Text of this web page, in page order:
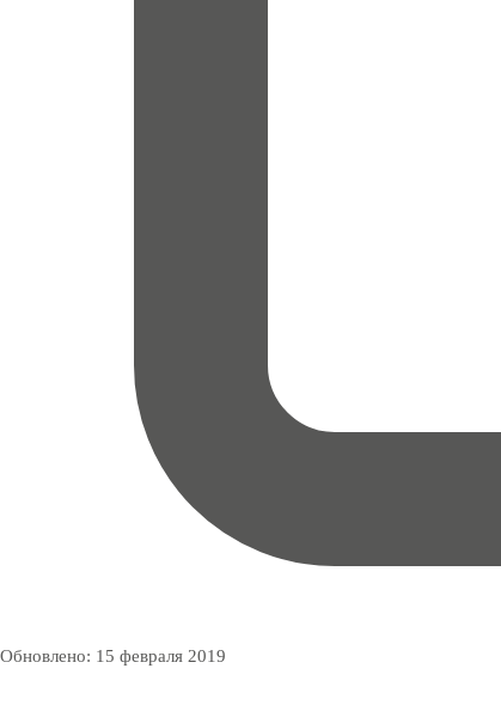
Обновлено: 15 февраля 2019